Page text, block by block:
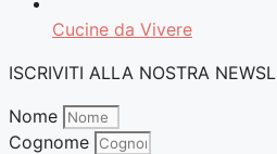
Cucine da Vivere
ISCRIVITI ALLA NOSTRA
Nome
Cognome